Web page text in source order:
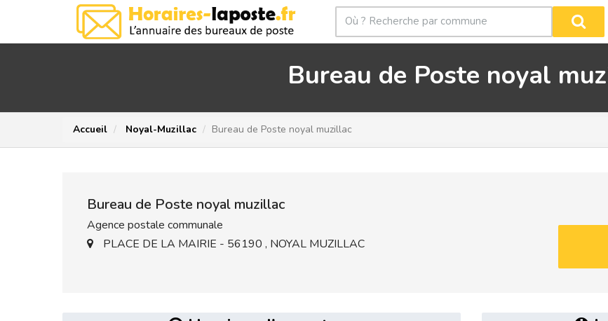
Bureau de Poste noyal
Accueil Noyal-Muzillac Bureau de Poste noyal muzillac
Bureau de Poste noyal muzillac
Agence postale communale
PLACE DE LA MAIRIE - 56190 , NOYAL MUZILLAC